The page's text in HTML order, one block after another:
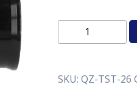
T-
adapter
NPT
sensor
SKU: QZ-TST-26